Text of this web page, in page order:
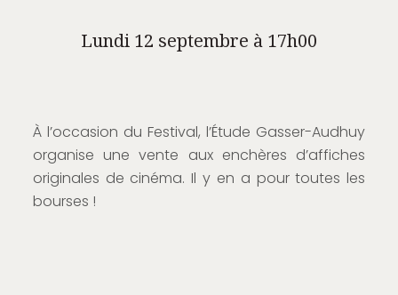
Lundi 12 septembre à 17h00
À l’occasion du Festival, l’Étude Gasser-Audhuy
organise une vente aux enchères d’affiches
originales de cinéma. Il y en a pour toutes les
bourses !